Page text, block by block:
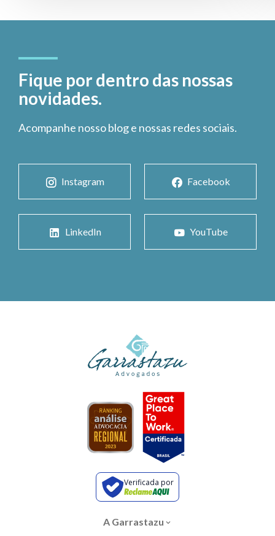
Fique por dentro das nossas
novidades.
Acompanhe nosso blog e nossas redes sociais.
Instagram Facebook
LinkedIn YouTube
Verificada por
A Garrastazu